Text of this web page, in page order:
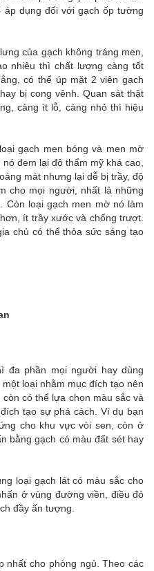
dụng đối với gạch ốp tường
của gạch không tráng men,
nhiêu thì chất lượng càng tốt
có thể úp mặt 2 viên gạch
bị cong vênh. Quan sát thật
càng ít lỗ, càng nhỏ thì hiệu
gạch men bóng và men mờ
đem lại độ thẩm mỹ khá cao,
mát nhưng lại dễ bị trầy, độ
cho mọi người, nhất là những
Còn loại gạch men mờ nó làm
ít trầy xước và chống trượt.
chủ có thể thỏa sức sáng tạo
đa phần mọi người hay dùng
loại nhằm mục đích tạo nên
có thể lựa chọn màu sắc và
tạo sự phá cách. Ví dụ bạn
cho khu vực vòi sen, còn ở
bằng gạch có màu đất sét hay
loại gạch lát có màu sắc cho
ở vùng đường viền, điều đó
đầy ấn tượng.
nhất cho phòng ngủ. Theo các